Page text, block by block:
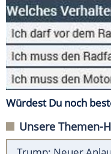
Würdest Du noch
Unsere Themen-